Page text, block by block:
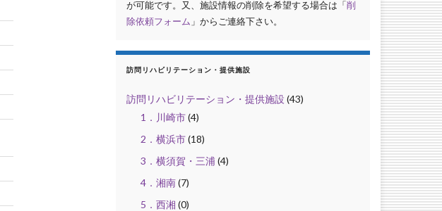
が可能です。又、施設情報の削除を希望する場合は「削
除依頼フォーム 」からご連絡下さい。
訪問リハビリテーション・提供施設
訪問リハビリテーション・提供施設 (43)
1．川崎市(4)
2．横浜市(18)
3．横須賀・三浦 (4)
4．湘南(7)
5．西湘 (0)